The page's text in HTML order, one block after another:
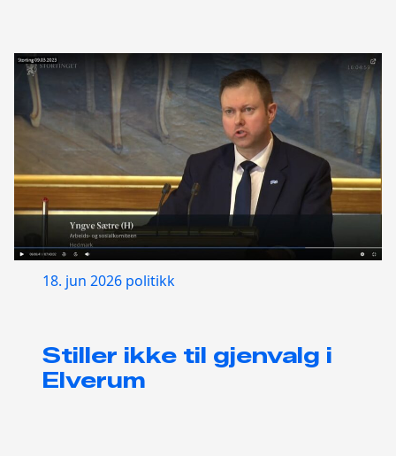
18. jun 2026 politikk
Stiller ikke til gjenvalg i
Elverum